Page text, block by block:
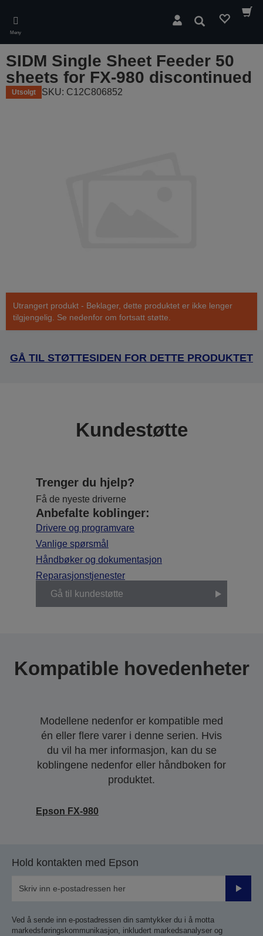
main
content
Meny
Søk
SIDM Single Sheet Feeder 50
sheets for FX-980 discontinued
Utsolgt SKU: C12C806852
Utrangert produkt - Beklager, dette produktet er ikke lenger
tilgjengelig. Se nedenfor om fortsatt støtte.
GÅ TIL STØTTESIDEN FOR DETTE PRODUKTET
Kundestøtte
Trenger du hjelp?
Få de nyeste driverne
Anbefalte koblinger:
Drivere og programvare
Vanlige spørsmål
Håndbøker og dokumentasjon
Reparasjonstjenester
Gå til kundestøtte
Kompatible hovedenheter
Modellene nedenfor er kompatible med
én eller flere varer i denne serien. Hvis
du vil ha mer informasjon, kan du se
koblingene nedenfor eller håndboken for
produktet.
Epson FX-980
Hold kontakten med Epson
Send
Ved å sende inn e-postadressen din samtykker du i å motta
markedsføringskommunikasjon, inkludert markedsanalyser og